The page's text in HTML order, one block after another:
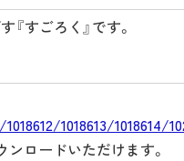
すごろく』です。
1018613/1018614/
ロードいただけます。